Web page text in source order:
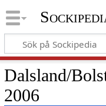
Dalsland/
2006